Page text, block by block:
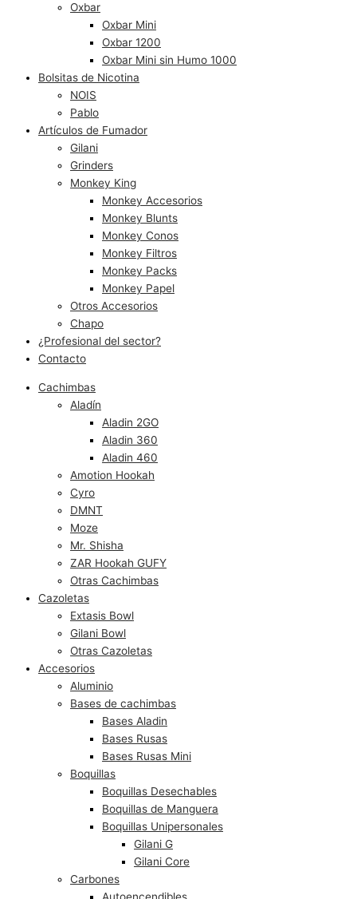
Oxbar
Oxbar Mini
Oxbar 1200
Oxbar Mini sin Humo 1000
Bolsitas de Nicotina
NOIS
Pablo
Artículos de Fumador
Gilani
Grinders
Monkey King
Monkey Accesorios
Monkey Blunts
Monkey Conos
Monkey Filtros
Monkey Packs
Monkey Papel
Otros Accesorios
Chapo
¿Profesional del sector?
Contacto
Cachimbas
Aladín
Aladin 2GO
Aladin 360
Aladin 460
Amotion Hookah
Cyro
DMNT
Moze
Mr. Shisha
ZAR Hookah GUFY
Otras Cachimbas
Cazoletas
Extasis Bowl
Gilani Bowl
Otras Cazoletas
Accesorios
Aluminio
Bases de cachimbas
Bases Aladin
Bases Rusas
Bases Rusas Mini
Boquillas
Boquillas Desechables
Boquillas de Manguera
Boquillas Unipersonales
Gilani G
Gilani Core
Carbones
Autoencendibles